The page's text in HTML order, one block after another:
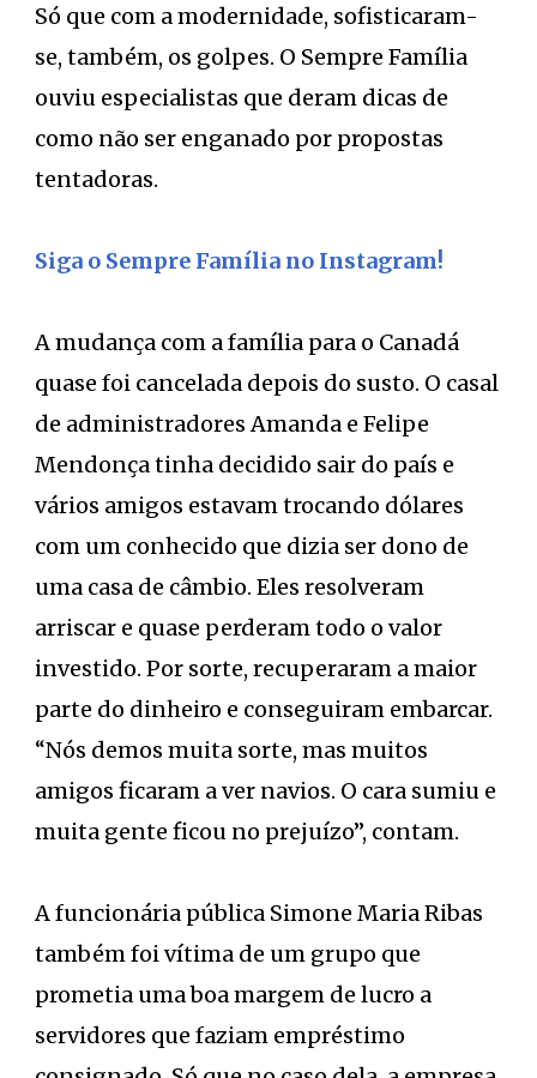
Só que com a modernidade, sofisticaram-
se, também, os golpes. O Sempre Família
ouviu especialistas que deram dicas de
como não ser enganado por propostas
tentadoras.
Siga o Sempre Família no Instagram!
A mudança com a família para o Canadá
quase foi cancelada depois do susto. O casal
de administradores Amanda e Felipe
Mendonça tinha decidido sair do país e
vários amigos estavam trocando dólares
com um conhecido que dizia ser dono de
uma casa de câmbio. Eles resolveram
arriscar e quase perderam todo o valor
investido. Por sorte, recuperaram a maior
parte do dinheiro e conseguiram embarcar.
“Nós demos muita sorte, mas muitos
amigos ficaram a ver navios. O cara sumiu e
muita gente ficou no prejuízo”, contam.
A funcionária pública Simone Maria Ribas
também foi vítima de um grupo que
prometia uma boa margem de lucro a
servidores que faziam empréstimo